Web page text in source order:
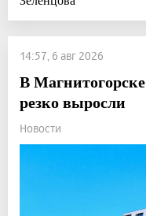
14:57, 6 авг 2026
В
резко выросли
Новости